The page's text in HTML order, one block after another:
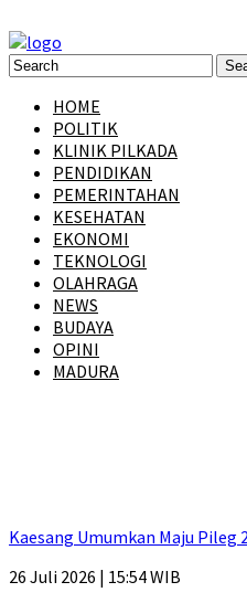
HOME
POLITIK
KLINIK PILKADA
PENDIDIKAN
PEMERINTAHAN
KESEHATAN
EKONOMI
TEKNOLOGI
OLAHRAGA
NEWS
BUDAYA
OPINI
MADURA
Kaesang Umumkan Maju Pileg
26 Juli 2026 | 15:54 WIB